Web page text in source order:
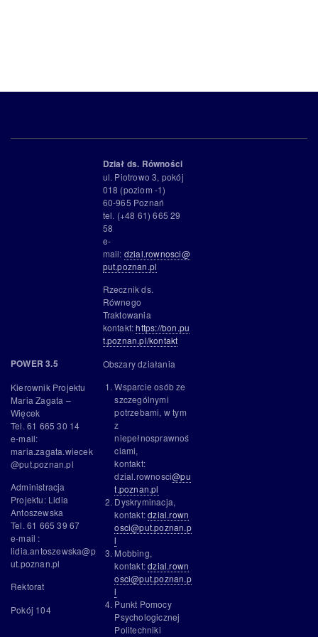
POWER 3.5
Kierownik Projektu
Maria Zagata –
Więcek
Tel. 61 665 30 14
e-mail:
maria.zagata.wiecek
@put.poznan.pl
Administracja
Projektu: Lidia
Antoszewska
Tel. 61 665 39 67
e-mail :
lidia.antoszewska@p
ut.poznan.pl
Rektorat
Pokój 104
Dział ds. Równości
ul. Piotrowo 3, pokój
018 (poziom -1)
60-965 Poznań
tel. (+48 61) 665 29
58
e-
mail: dzial.rownosci@
put.poznan.pl
Rzecznik ds.
Równego
Traktowania
kontakt:https://bon.pu
t.poznan.pl/kontakt
Obszary działania
Wsparcie osób ze
szczególnymi
potrzebami, w tym
z
niepełnosprawnoś
ciami,
kontakt:
dzial.rownosci@pu
t.poznan.pl
Dyskryminacja,
kontakt:dzial.rown
osci@put.poznan.p
l
Mobbing,
kontakt:dzial.rown
osci@put.poznan.p
l
Punkt Pomocy
Psychologicznej
Politechniki